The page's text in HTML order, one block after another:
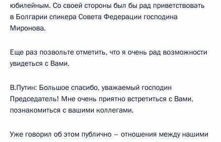
юбилейным. Со своей стороны был бы рад приветствовать
в Болгарии спикера Совета Федерации господина
Миронова.
Еще раз позвольте отметить, что я очень рад возможности
увидеться с Вами.
В.Путин: Большое спасибо, уважаемый господин
Председатель! Мне очень приятно встретиться с Вами,
познакомиться с вашими коллегами.
Уже говорил об этом публично – отношения между нашими